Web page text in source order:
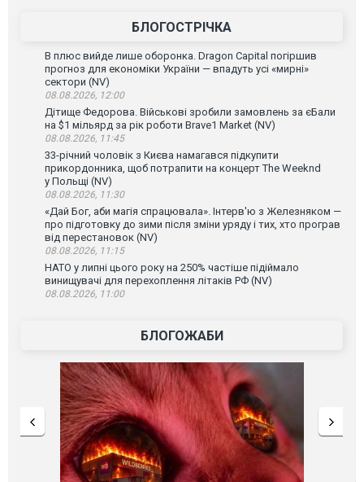
БЛОГОСТРІЧКА
В плюс вийде лише оборонка. Dragon Capital погіршив
прогноз для економіки України — впадуть усі «мирні»
сектори (NV)
08.08.2026, 12:00
Дітище Федорова. Військові зробили замовлень за єБали
на $1 мільярд за рік роботи Brave1 Market (NV)
08.08.2026, 11:45
33-річний чоловік з Києва намагався підкупити
прикордонника, щоб потрапити на концерт The Weeknd
у Польщі (NV)
08.08.2026, 11:30
«Дай Бог, аби магія спрацювала». Інтерв'ю з Железняком —
про підготовку до зими після зміни уряду і тих, хто програв
від перестановок (NV)
08.08.2026, 11:15
НАТО у липні цього року на 250% частіше підіймало
винищувачі для перехоплення літаків РФ (NV)
08.08.2026, 11:00
БЛОГОЖАБИ